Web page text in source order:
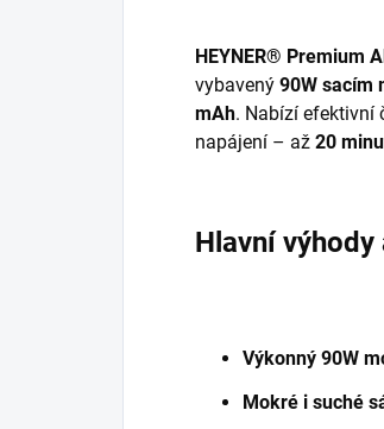
HEYNER® Premium
vybavený 90W sacím
mAh. Nabízí efektivní
napájení – až 20
Hlavní výhody
Výkonný 90W
Mokré i suché